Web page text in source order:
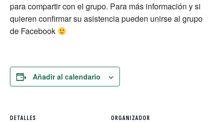
para compartir con el grupo. Para más información y si
quieren confirmar su asistencia pueden unirse al grupo
de Facebook
Añadir al calendario
DETALLES ORGANIZADOR